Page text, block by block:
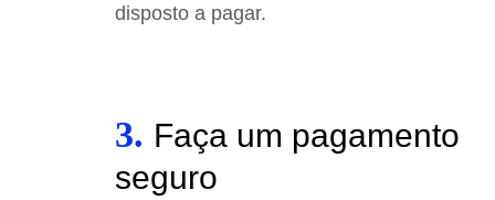
disposto a pagar.
3. Faça um pagamento
seguro